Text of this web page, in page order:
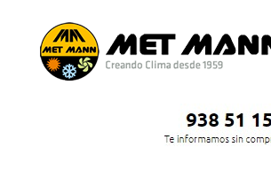
POLÍTICA